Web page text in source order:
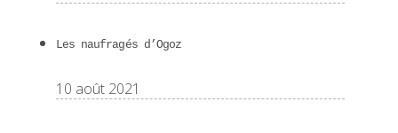
Les naufragés d’Ogoz
10 août 2021